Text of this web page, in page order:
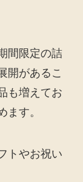
間限定の詰
開があるこ
も増えてお
ます。
トやお祝い